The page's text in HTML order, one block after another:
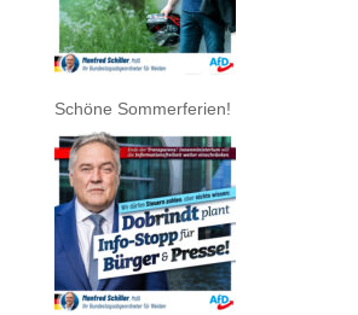
Schöne Sommerferien!